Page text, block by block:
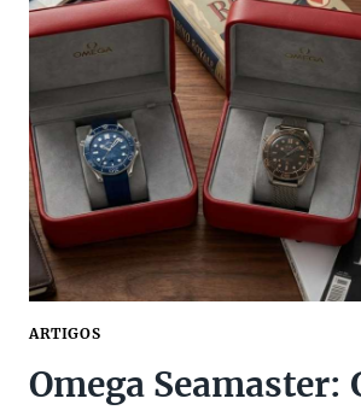
LANÇAMENTOS
ARTIGOS
Omega Seamaster: